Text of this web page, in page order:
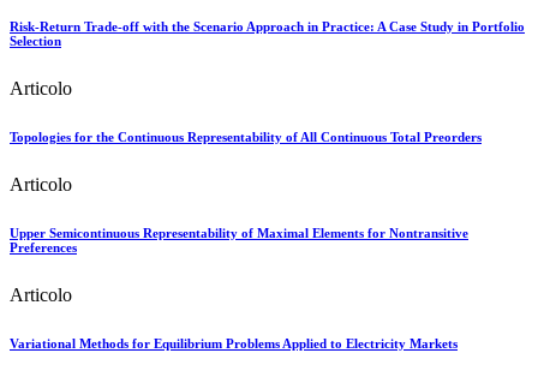
Risk-Return Trade-off with the Scenario Approach in Practice: A Case Study in Portfolio
Selection
Articolo
Topologies for the Continuous Representability of All Continuous Total Preorders
Articolo
Upper Semicontinuous Representability of Maximal Elements for Nontransitive
Preferences
Articolo
Variational Methods for Equilibrium Problems Applied to Electricity Markets